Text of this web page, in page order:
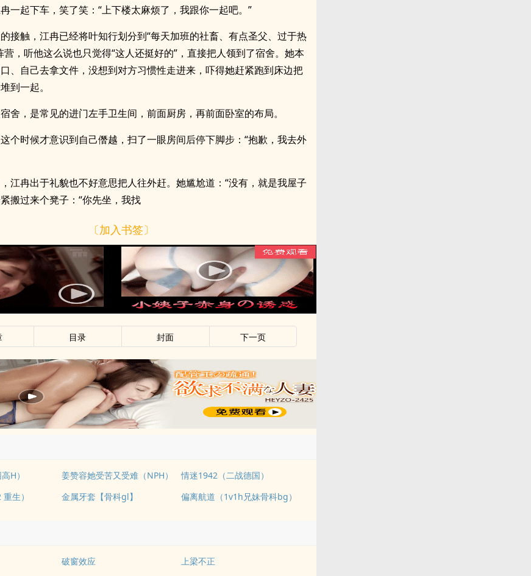
一起下车，笑了笑：“上下楼太麻烦了，我跟你一起吧。”
接触，江冉已经将叶知行划分到“每天加班的社畜、有点圣父、过于热
营，听他这么说也只觉得“这人还挺好的”，直接把人领到了宿舍。她本
、自己去拿文件，没想到对方习惯性走进来，吓得她赶紧跑到床边把
到一起。
舍，是常见的进门左手卫生间，前面厨房，再前面卧室的布局。
个时候才意识到自己僭越，扫了一眼房间后停下脚步：“抱歉，我去外
江冉出于礼貌也不好意思把人往外赶。她尴尬道：“没有，就是我屋子
搬过来个凳子：“你先坐，我找
〔加入书签〕
目录 封面 下一页
H） 姜赞容她受苦又受难（NPH）
情迷1942（二战德国）
生）
金属牙套【骨科gl】 偏离航道（1v1h兄妹骨科bg）
破窗效应 上梁不正